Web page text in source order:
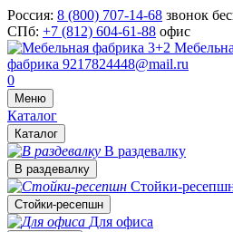
Россия: 8 (800) 707-14-68 звонок
СПб: +7 (812) 604-61-88 офис
фабрика 9217824448@mail.ru
0
Меню
Каталог
Каталог
В раздевалку
В раздевалку
Стойки-
Стойки-ресепшн
Для офиса